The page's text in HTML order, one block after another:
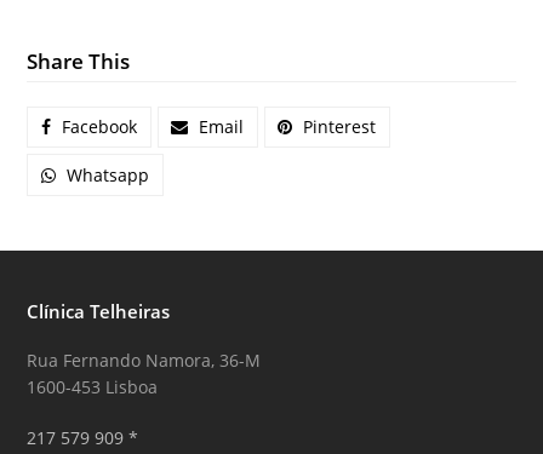
Share This
Facebook Email Pinterest
Whatsapp
Clínica Telheiras
Rua Fernando Namora, 36-M
1600-453 Lisboa
217 579 909 *